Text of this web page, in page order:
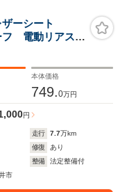
ーシート
フ 電動リアスポ
ドライト ブ
ディスプレ
本体価格
749.0万円
円
走行 7.7万km
修復
あり
整備
法定整備付
市